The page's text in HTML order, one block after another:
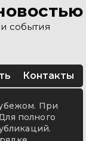
события
Контакты
При
полного